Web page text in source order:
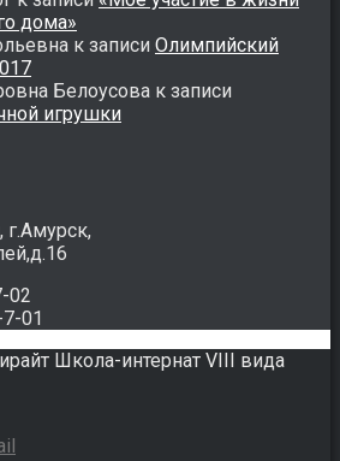
дома»
к записи Олимпийский
Белоусова к записи
игрушки
г.Амурск,
02
01
Школа-интернат VIII вида